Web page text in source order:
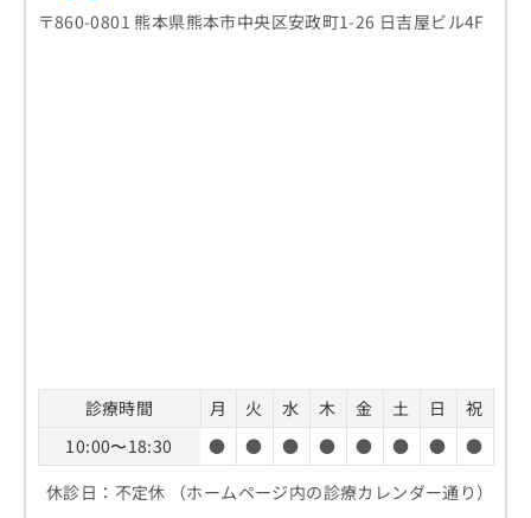
〒860-0801 熊本県熊本市中央区安政町1-26 日吉屋ビル4F
診療時間 月 火 水 木 金 土 日
祝
10:00〜18:30
● ● ● ● ● ● ●
●
休診日：不定休 （ホームページ内の診療カレンダー通り）